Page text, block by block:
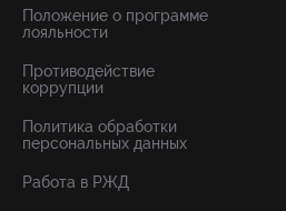
Положение о программе
лояльности
Противодействие
коррупции
Политика обработки
персональных данных
Работа в РЖД